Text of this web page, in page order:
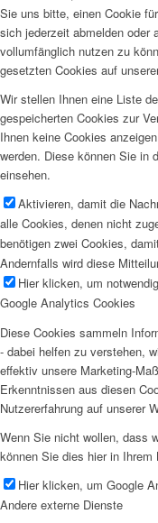
Sie uns bitte, einen Cookie
sich jederzeit abmelden oder
vollumfänglich nutzen zu
gesetzten Cookies auf
Wir stellen Ihnen eine Liste
gespeicherten Cookies zur
Ihnen keine Cookies
werden. Diese können Sie in
einsehen.
Aktivieren, damit die
alle Cookies, denen nicht
benötigen zwei Cookies,
Andernfalls wird diese
Hier klicken, um
Google Analytics Cookies
Diese Cookies sammeln
- dabei helfen zu verstehen,
effektiv unsere Marketing-
Erkenntnissen aus diesen
Nutzererfahrung auf unserer
Wenn Sie nicht wollen, dass
können Sie dies hier in Ihrem
Hier klicken, um Google
Andere externe Dienste